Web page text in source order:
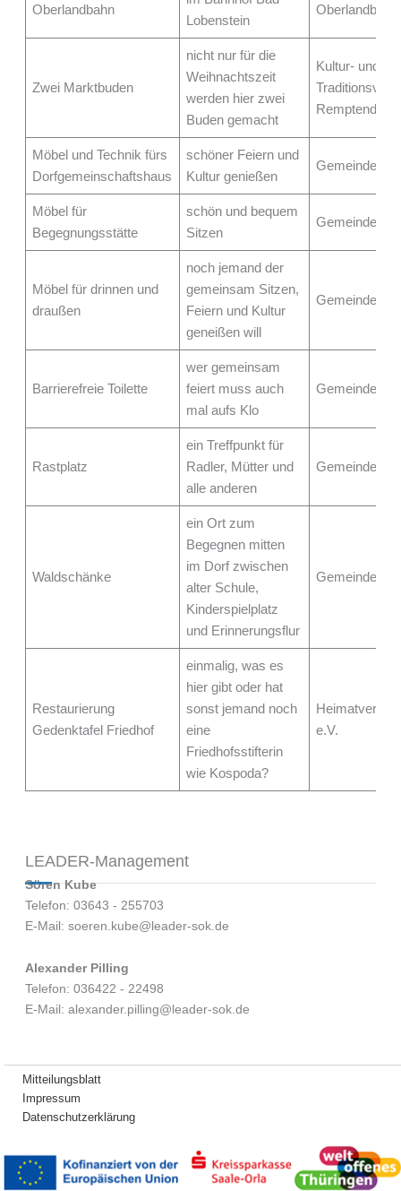
LEADER-Management
Sören Kube
Telefon: 03643 - 255703
E-Mail: soeren.kube@leader-sok.de
Alexander Pilling
Telefon: 036422 - 22498
E-Mail: alexander.pilling@leader-sok.de
Oberlandbahn
Lobenstein
Oberlandbahn
Zwei Marktbuden
nicht nur für die
Weihnachtszeit
werden hier zwei
Buden gemacht
Kultur- und
Remptendorf
Möbel und Technik fürs
Dorfgemeinschaftshaus
schöner Feiern und
Kultur genießen
Gemeinde
Möbel für
Begegnungsstätte
schön und bequem
Sitzen
Gemeinde
Möbel für drinnen und
draußen
noch jemand der
gemeinsam Sitzen,
Feiern und Kultur
geneißen will
Gemeinde
Barrierefreie Toilette
wer gemeinsam
feiert muss auch
mal aufs Klo
Gemeinde
Rastplatz
ein Treffpunkt für
Radler, Mütter und
alle anderen
Gemeinde
Waldschänke
ein Ort zum
Begegnen mitten
im Dorf zwischen
alter Schule,
Kinderspielplatz
und Erinnerungsflur
Gemeinde
Restaurierung
Gedenktafel Friedhof
einmalig, was es
hier gibt oder hat
sonst jemand noch
eine
Friedhofsstifterin
wie Kospoda?
Heimatverein
e.V.
Mitteilungsblatt
Impressum
Datenschutzerklärung